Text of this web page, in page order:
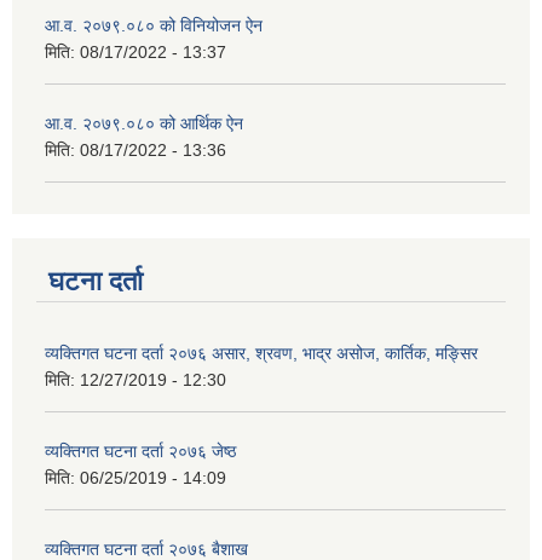
आ.व. २०७९.०८० को विनियोजन ऐन
मिति: 08/17/2022 - 13:37
आ.व. २०७९.०८० को आर्थिक ऐन
मिति: 08/17/2022 - 13:36
घटना दर्ता
व्यक्तिगत घटना दर्ता २०७६ असार, श्रवण, भाद्र असोज, कार्तिक, मङ्सिर
मिति: 12/27/2019 - 12:30
व्यक्तिगत घटना दर्ता २०७६ जेष्ठ
मिति: 06/25/2019 - 14:09
व्यक्तिगत घटना दर्ता २०७६ बैशाख